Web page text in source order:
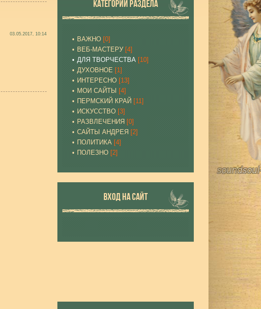
03.05.2017, 10:14
КАТЕГОРИИ РАЗДЕЛА
ВАЖНО [0]
ВЕБ-МАСТЕРУ [4]
ДЛЯ ТВОРЧЕСТВА [10]
ДУХОВНОЕ [1]
ИНТЕРЕСНО [13]
МОИ САЙТЫ
[4]
ПЕРМСКИЙ КРАЙ [11]
ИСКУССТВО [3]
РАЗВЛЕЧЕНИЯ [0]
САЙТЫ АНДРЕЯ [2]
ПОЛИТИКА [4]
ПОЛЕЗНО [2]
ВХОД НА САЙТ